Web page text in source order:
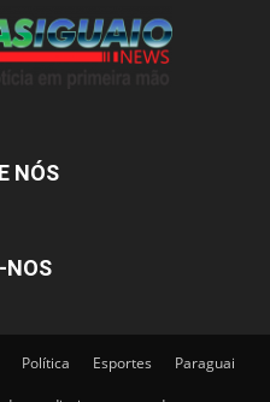
NÓS
NOS
Política Esportes Paraguai